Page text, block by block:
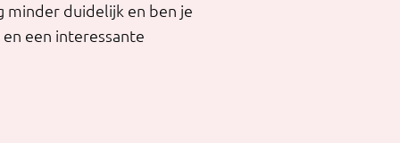
minder duidelijk en ben je
een interessante